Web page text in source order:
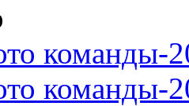
команды-
команды-